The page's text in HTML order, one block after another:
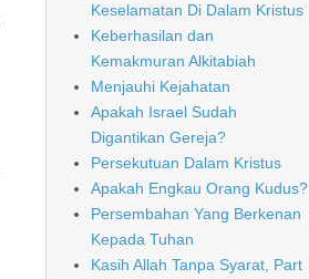
Keselamatan Di Dalam Kristus
Keberhasilan dan
Kemakmuran Alkitabiah
Menjauhi Kejahatan
Apakah Israel Sudah
Digantikan Gereja?
Persekutuan Dalam Kristus
Apakah Engkau Orang Kudus?
Persembahan Yang Berkenan
Kepada Tuhan
Kasih Allah Tanpa Syarat, Part